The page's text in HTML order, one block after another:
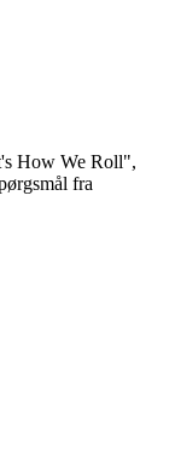
How We Roll",
fra